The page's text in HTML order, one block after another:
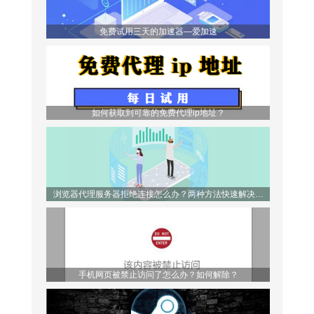
免费试用三天的加速器—爱加速
如何获取到可靠的免费代理ip地址？
浏览器代理服务器拒绝连接怎么办？两种方法快速解决问
手机网页被禁止访问了怎么办？如何解除？